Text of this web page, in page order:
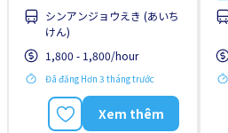
シンアンジョウえき (あいち
けん)
1,800 - 1,800/hour
Đã đăng Hơn 3 tháng trước
Xem thêm